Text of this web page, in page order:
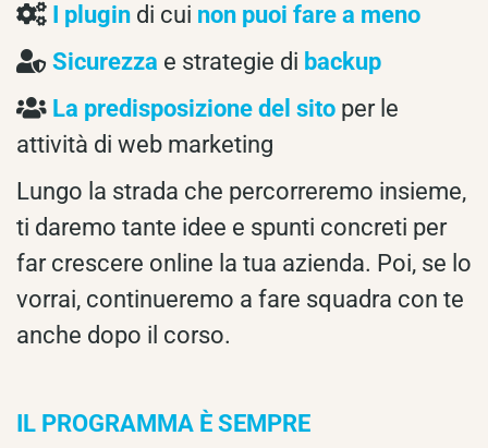
I plugin di cui non puoi fare a meno
Sicurezza e strategie di backup
La predisposizione del sito per le
attività di web marketing
Lungo la strada che percorreremo insieme,
ti daremo tante idee e spunti concreti per
far crescere online la tua azienda. Poi, se lo
vorrai, continueremo a fare squadra con te
anche dopo il corso.
IL PROGRAMMA È SEMPRE